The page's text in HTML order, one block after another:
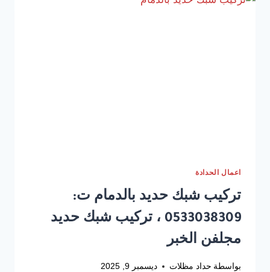
0533038309
اعمال الحدادة
تركيب شبك حديد بالدمام ت:
0533038309 ، تركيب شبك حديد
مجلفن الخبر
بواسطة حداد مظلات ديسمبر 9, 2025